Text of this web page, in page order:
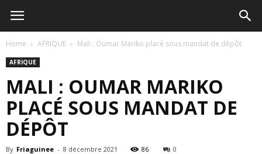
Home AFRIQUE Mali : Oumar Mariko placé sous mandat de dépôt
AFRIQUE
MALI : OUMAR MARIKO
PLACÉ SOUS MANDAT DE
DÉPÔT
By Friaguinee - 8 décembre 2021 86 0